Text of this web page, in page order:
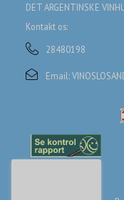
DET ARGENTINSKE
Kontakt os:
28480198
Email: